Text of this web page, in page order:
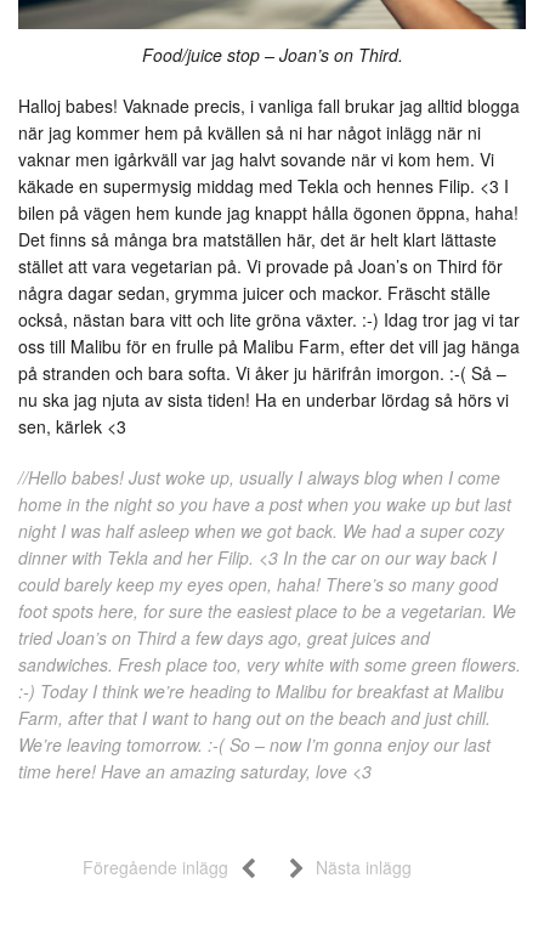
Food/juice stop – Joan’s on Third.
Halloj babes! Vaknade precis, i vanliga fall brukar jag alltid blogga
när jag kommer hem på kvällen så ni har något inlägg när ni
vaknar men igårkväll var jag halvt sovande när vi kom hem. Vi
käkade en supermysig middag med Tekla och hennes Filip. <3 I
bilen på vägen hem kunde jag knappt hålla ögonen öppna, haha!
Det finns så många bra matställen här, det är helt klart lättaste
stället att vara vegetarian på. Vi provade på Joan’s on Third för
några dagar sedan, grymma juicer och mackor. Fräscht ställe
också, nästan bara vitt och lite gröna växter. :-) Idag tror jag vi tar
oss till Malibu för en frulle på Malibu Farm, efter det vill jag hänga
på stranden och bara softa. Vi åker ju härifrån imorgon. :-( Så –
nu ska jag njuta av sista tiden! Ha en underbar lördag så hörs vi
sen, kärlek <3
//Hello babes! Just woke up, usually I always blog when I come
home in the night so you have a post when you wake up but last
night I was half asleep when we got back. We had a super cozy
dinner with Tekla and her Filip. <3 In the car on our way back I
could barely keep my eyes open, haha! There’s so many good
foot spots here, for sure the easiest place to be a vegetarian. We
tried Joan’s on Third a few days ago, great juices and
sandwiches. Fresh place too, very white with some green flowers.
:-) Today I think we’re heading to Malibu for breakfast at Malibu
Farm, after that I want to hang out on the beach and just chill.
We’re leaving tomorrow. :-( So – now I’m gonna enjoy our last
time here! Have an amazing saturday, love <3
Föregående inlägg Nästa inlägg